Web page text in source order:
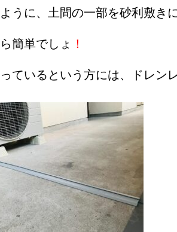
うに、土間の一部を砂利敷き
簡単でしょ ！
ているという方には、ドレン